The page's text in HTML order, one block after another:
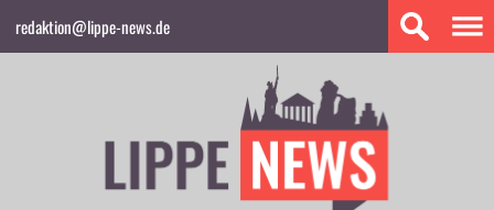
redaktion@lippe-news.de